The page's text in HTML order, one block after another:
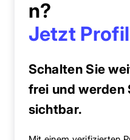
n?
Jetzt
Schalten Sie
frei und werden
sichtbar.